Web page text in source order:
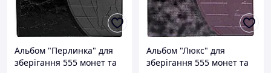
Альбом "Перлинка" для
зберігання 555 монет та
Альбом "Люкс" для
зберігання 555 монет та